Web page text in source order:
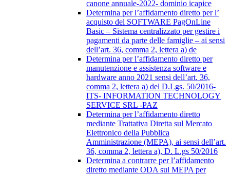
canone annuale-2022- dominio icapice
Determina per l’affidamento diretto per l’
acquisto del SOFTWARE PagOnLine
Basic – Sistema centralizzato per gestire i
pagamenti da parte delle famiglie – ai sensi
dell’art. 36, comma 2, lettera a) de
Determina per l’affidamento diretto per
manutenzione e assistenza software e
hardware anno 2021 sensi dell’art. 36,
comma 2, lettera a) del D.Lgs. 50/2016-
ITS- INFORMATION TECHNOLOGY
SERVICE SRL -PAZ
Determina per l’affidamento diretto
mediante Trattativa Diretta sul Mercato
Elettronico della Pubblica
Amministrazione (MEPA), ai sensi dell’art.
36, comma 2, lettera a), D. L.gs 50/2016
Determina a contrarre per l’affidamento
diretto mediante ODA sul MEPA per